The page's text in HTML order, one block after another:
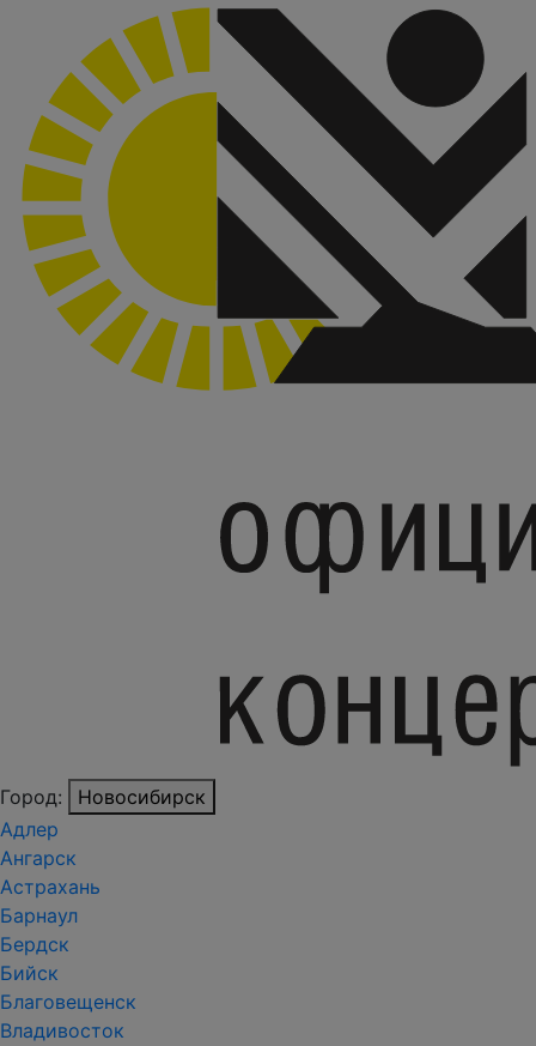
Город:
Новосибирск
Адлер
Ангарск
Астрахань
Барнаул
Бердск
Бийск
Благовещенск
Владивосток